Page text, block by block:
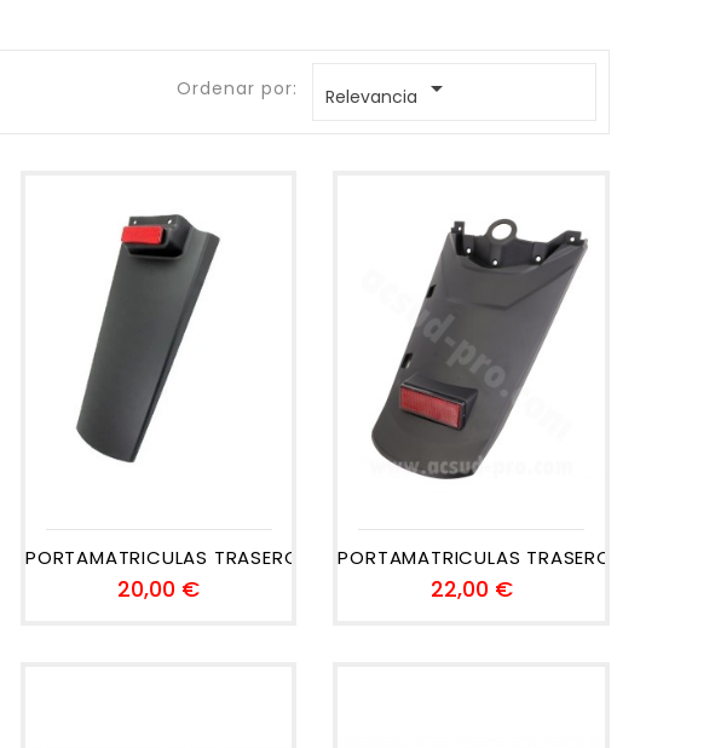
Ordenar por: Relevancia 
PORTAMATRICULAS TRASERO...
20,00 €Precio
PORTAMATRICULAS TRASERO...
22,00 €Precio